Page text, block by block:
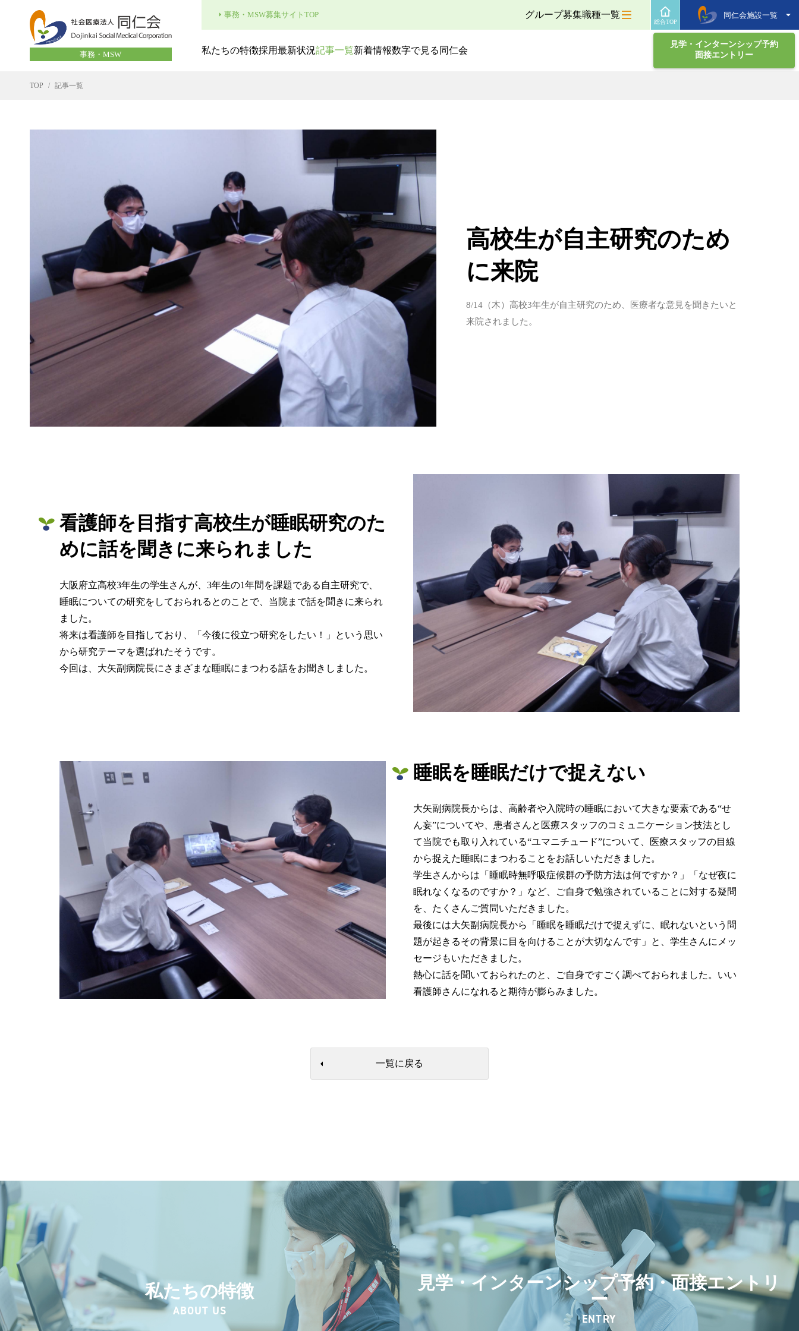
事務・MSW
事務・MSW募集サイトTOP グループ募集職種一覧
総合TOP
私たちの特徴採用最新状況記事一覧新着情報数字で見る同仁会
見学・インターンシップ予約
面接エントリー
同仁会施設一覧
TOP 記事一覧
高校生が自主研究のため
に来院
8/14（木）高校3年生が自主研究のため、医療者な意見を聞きたいと
来院されました。
看護師を目指す高校生が睡眠研究のた
めに話を聞きに来られました
大阪府立高校3年生の学生さんが、3年生の1年間を課題である自主研究で、
睡眠についての研究をしておられるとのことで、当院まで話を聞きに来られ
ました。
将来は看護師を目指しており、「今後に役立つ研究をしたい！」という思い
から研究テーマを選ばれたそうです。
今回は、大矢副病院長にさまざまな睡眠にまつわる話をお聞きしました。
睡眠を睡眠だけで捉えない
大矢副病院長からは、高齢者や入院時の睡眠において大きな要素である“せ
ん妄”についてや、患者さんと医療スタッフのコミュニケーション技法とし
て当院でも取り入れている“ユマニチュード”について、医療スタッフの目線
から捉えた睡眠にまつわることをお話しいただきました。
学生さんからは「睡眠時無呼吸症候群の予防方法は何ですか？」「なぜ夜に
眠れなくなるのですか？」など、ご自身で勉強されていることに対する疑問
を、たくさんご質問いただきました。
最後には大矢副病院長から「睡眠を睡眠だけで捉えずに、眠れないという問
題が起きるその背景に目を向けることが大切なんです」と、学生さんにメッ
セージもいただきました。
熱心に話を聞いておられたのと、ご自身ですごく調べておられました。いい
看護師さんになれると期待が膨らみました。
一覧に戻る
私たちの特徴
ABOUT US
見学・インターンシップ予約・面接エントリ
ー
ENTRY